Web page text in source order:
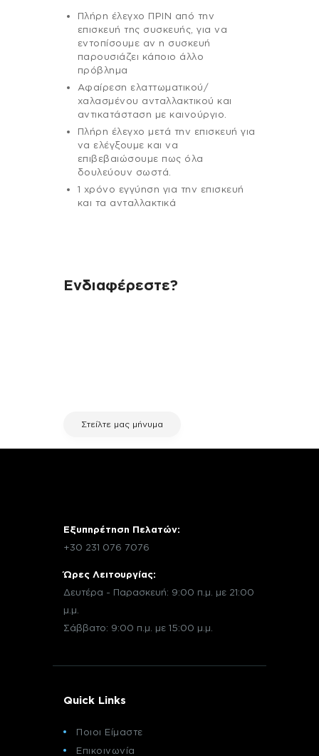
Πλήρη έλεγχο ΠΡΙΝ από την
επισκευή της συσκευής, για να
εντοπίσουμε αν η συσκευή
παρουσιάζει κάποιο άλλο
πρόβλημα
Αφαίρεση ελαττωματικού/
χαλασμένου ανταλλακτικού και
αντικατάσταση με καινούργιο.
Πλήρη έλεγχο μετά την επισκευή για
να ελέγξουμε και να
επιβεβαιώσουμε πως όλα
δουλεύουν σωστά.
1 χρόνο εγγύηση για την επισκευή
και τα ανταλλακτικά
Ενδιαφέρεστε?
Στείλτε μας μήνυμα
Εξυπηρέτηση Πελατών:
+30 231 076 7076
Ώρες Λειτουργίας:
Δευτέρα - Παρασκευή: 9:00 π.μ. με 21:00
μ.μ.
Σάββατο: 9:00 π.μ. με 15:00 μ.μ.
Quick Links
Ποιοι Είμαστε
Επικοινωνία